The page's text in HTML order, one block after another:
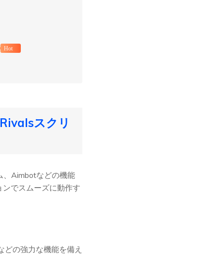
Hot
スクリ
、Aimbotなどの機能
でスムーズに動作す
の強力な機能を備え